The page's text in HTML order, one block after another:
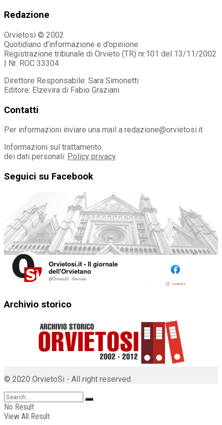
Redazione
Orvietosì © 2002
Quotidiano d’informazione e d’opinione
Registrazione tribunale di Orvieto (TR) nr.101 del 13/11/2002
| Nr. ROC 33304
Direttore Responsabile: Sara Simonetti
Editore: Elzevira di Fabio Graziani
Contatti
Per informazioni inviare una mail a redazione@orvietosi.it
Informazioni sul trattamento
dei dati personali: Policy privacy
Seguici su Facebook
Archivio storico
© 2020 OrvietoSi - All right reserved
No Result
View All Result